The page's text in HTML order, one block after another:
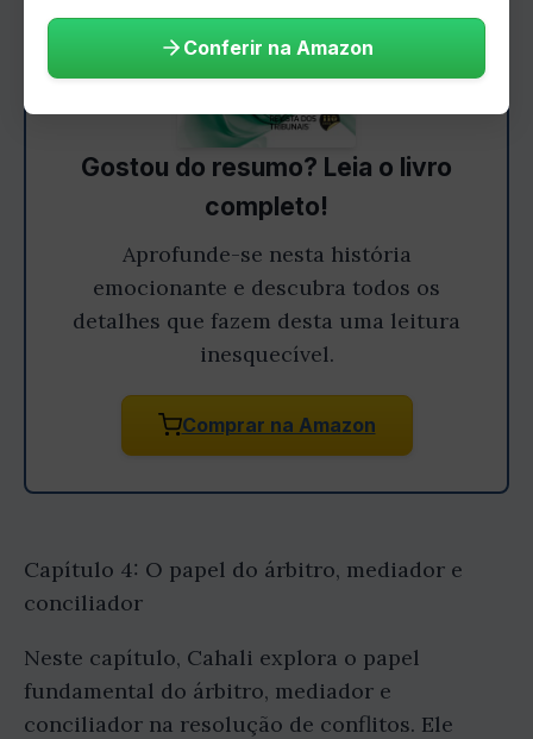
Gostou do resumo? Leia o livro
completo!
Aprofunde-se nesta história
emocionante e descubra todos os
detalhes que fazem desta uma leitura
inesquecível.
Comprar na Amazon
Capítulo 4: O papel do árbitro, mediador e
conciliador
Neste capítulo, Cahali explora o papel
fundamental do árbitro, mediador e
conciliador na resolução de conflitos. Ele
Conferir na Amazon